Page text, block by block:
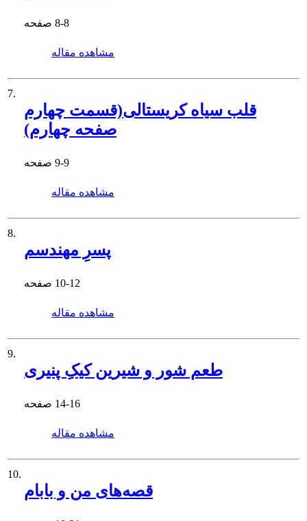
8-8
مشاهده مقاله
7.
قلب سیاه کریستالی(قسمت چهارم
صفحه چهارم)
9-9
مشاهده مقاله
8.
پسرِ مهندسم
10-12
مشاهده مقاله
9.
طعم شور و شیرین کیکِ پنیری
14-16
مشاهده مقاله
10.
قصه‌های من و بابام